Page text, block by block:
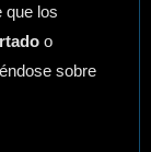
que los
o
sobre